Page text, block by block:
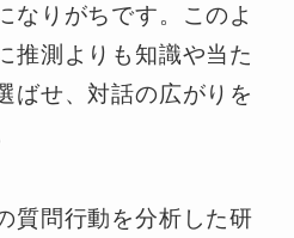
なりがちです。このよ
推測よりも知識や当た
ばせ、対話の広がりを
質問行動を分析した研